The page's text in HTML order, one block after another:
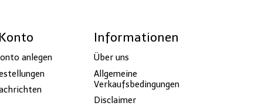
anlegen
Informationen
Über uns
Allgemeine
Verkaufsbedingungen
Disclaimer